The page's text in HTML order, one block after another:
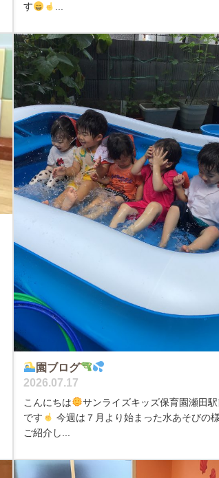
す
...
園ブログ
2026.07.17
こんにちは
サンライズキッズ保育園瀬田駅
です
今週は７月より始まった水あそびの
ご紹介し...